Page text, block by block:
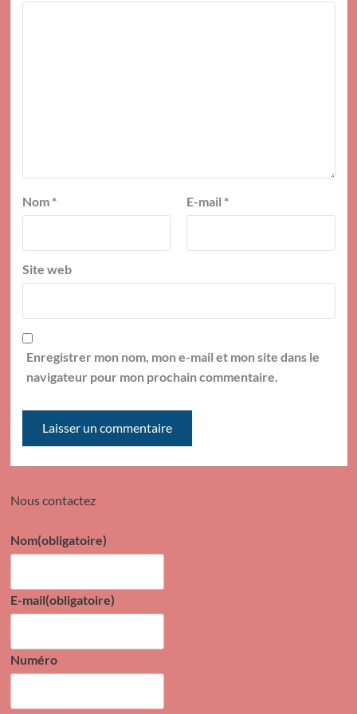
Nom * E-mail *
Site web
Enregistrer mon nom, mon e-mail et mon site dans le
navigateur pour mon prochain commentaire.
Nous contactez
Nom(obligatoire)
E-mail(obligatoire)
Numéro